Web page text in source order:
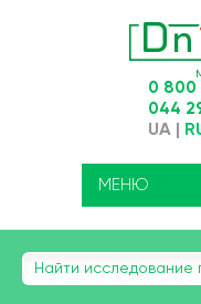
0 800
044
UA
МЕНЮ